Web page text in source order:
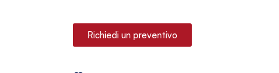
Richiedi un preventivo